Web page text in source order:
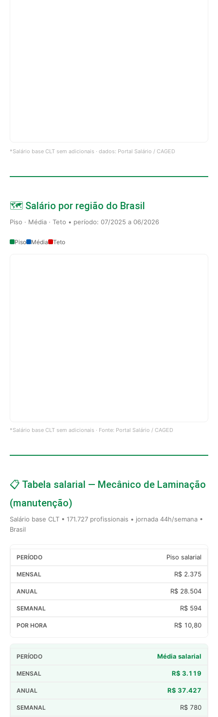
*Salário base CLT sem adicionais · dados: Portal Salário / CAGED
🗺️ Salário por região do Brasil
Piso · Média · Teto • período: 07/2025 a 06/2026
Piso Média Teto
*Salário base CLT sem adicionais · Fonte: Portal Salário / CAGED
📋 Tabela salarial — Mecânico de Laminação
(manutenção)
Salário base CLT • 171.727 profissionais • jornada 44h/semana •
Brasil
Piso salarial
R$ 2.375
R$ 28.504
R$ 594
R$ 10,80
Média salarial
R$ 3.119
R$ 37.427
R$ 780